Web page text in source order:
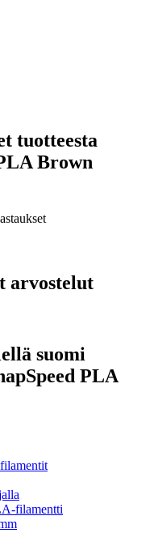
tuotteesta
Brown
arvostelut
suomi
PLA
filamentti